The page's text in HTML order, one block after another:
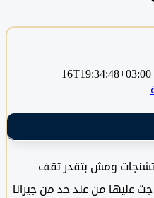
ومش بتقدر تقف
من عند حد من جيرانا